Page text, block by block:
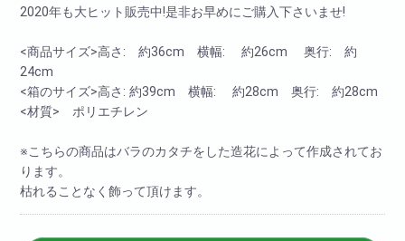
2020年も大ヒット販売中!是非お早めにご購入下さいませ!
<商品サイズ>高さ: 約36cm 横幅: 約26cm 奥行: 約
24cm
<箱のサイズ>高さ: 約39cm 横幅: 約28cm 奥行: 約28cm
<材質> ポリエチレン
※こちらの商品はバラのカタチをした造花によって作成されてお
ります。
枯れることなく飾って頂けます。